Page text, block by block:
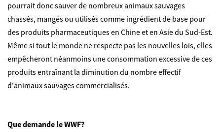
pourrait donc sauver de nombreux animaux sauvages
chassés, mangés ou utilisés comme ingrédient de base pour
des produits pharmaceutiques en Chine et en Asie du Sud-Est.
Même si tout le monde ne respecte pas les nouvelles lois, elles
empêcheront néanmoins une consommation excessive de ces
produits entraînant la diminution du nombre effectif
d'animaux sauvages commercialisés.
Que demande le WWF?